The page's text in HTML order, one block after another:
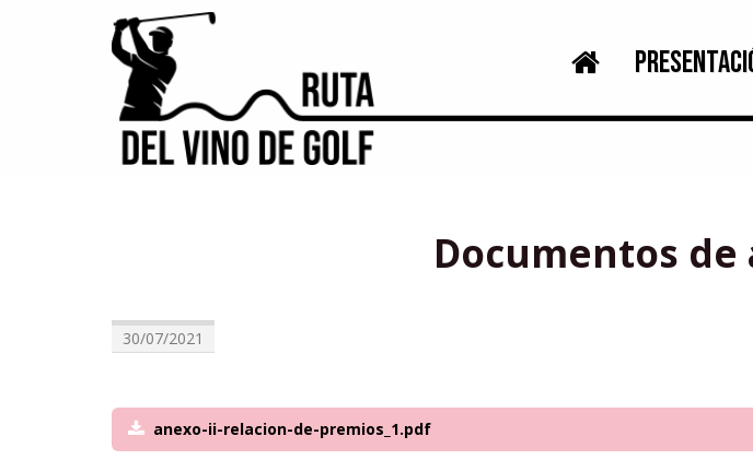
Documentos de
30/07/2021
anexo-ii-relacion-de-premios_1.pdf